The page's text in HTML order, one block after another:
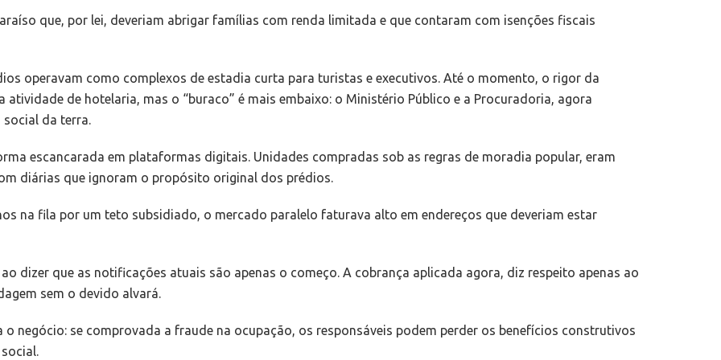
que, por lei, deveriam abrigar famílias com renda limitada e que contaram com isenções fiscais
operavam como complexos de estadia curta para turistas e executivos. Até o momento, o rigor da
de hotelaria, mas o “buraco” é mais embaixo: o Ministério Público e a Procuradoria, agora
da terra.
escancarada em plataformas digitais. Unidades compradas sob as regras de moradia popular, eram
diárias que ignoram o propósito original dos prédios.
na fila por um teto subsidiado, o mercado paralelo faturava alto em endereços que deveriam estar
dizer que as notificações atuais são apenas o começo. A cobrança aplicada agora, diz respeito apenas ao
sem o devido alvará.
negócio: se comprovada a fraude na ocupação, os responsáveis podem perder os benefícios construtivos